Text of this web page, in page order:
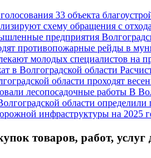
В
инфраструктуры на 2025
товаров, работ,